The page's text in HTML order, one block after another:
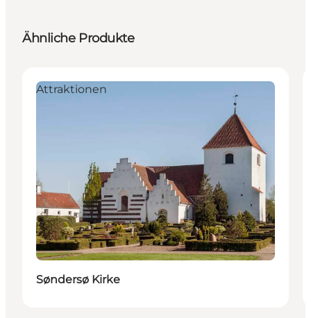
Ähnliche Produkte
Attraktionen
Søndersø Kirke